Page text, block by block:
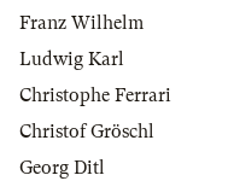
Franz Wilhelm
Ludwig Karl
Christophe Ferrari
Christof Gröschl
Georg Ditl